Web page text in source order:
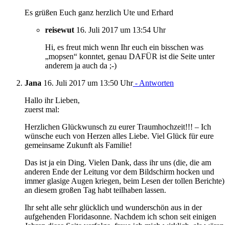
Es grüßen Euch ganz herzlich Ute und Erhard
reisewut 16. Juli 2017 um 13:54 Uhr
Hi, es freut mich wenn Ihr euch ein bisschen was
„mopsen“ konntet, genau DAFÜR ist die Seite unter
anderem ja auch da ;-)
Jana 16. Juli 2017 um 13:50 Uhr- Antworten
Hallo ihr Lieben,
zuerst mal:
Herzlichen Glückwunsch zu eurer Traumhochzeit!!! – Ich
wünsche euch von Herzen alles Liebe. Viel Glück für eure
gemeinsame Zukunft als Familie!
Das ist ja ein Ding. Vielen Dank, dass ihr uns (die, die am
anderen Ende der Leitung vor dem Bildschirm hocken und
immer glasige Augen kriegen, beim Lesen der tollen Berichte)
an diesem großen Tag habt teilhaben lassen.
Ihr seht alle sehr glücklich und wunderschön aus in der
aufgehenden Floridasonne. Nachdem ich schon seit einigen